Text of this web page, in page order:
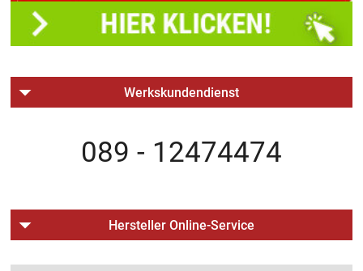
Werkskundendienst
089 - 12474474
Hersteller Online-Service